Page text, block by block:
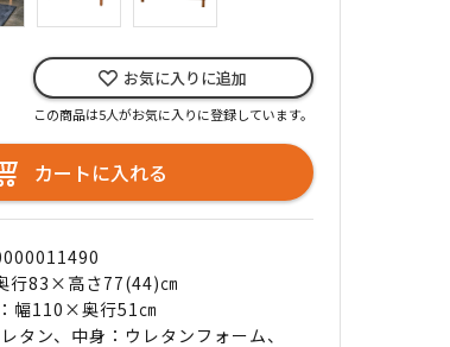
お気に入りに追加
この商品は5人がお気に入りに登録しています。
カートに入れる
行83×高さ77(44)㎝
幅110×奥行51㎝
タン、中身：ウレタンフォーム、